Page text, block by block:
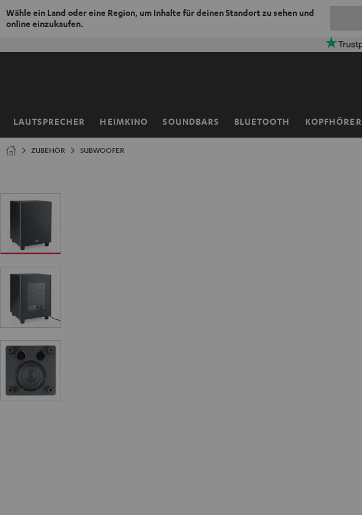
Wähle ein Land oder eine Region, um Inhalte für deinen Standort zu sehen und
online einzukaufen.
LAUTSPRECHER HEIMKINO SOUNDBARS BLUETOOTH KOPFHÖRER
Startseite
ZUBEHÖR SUBWOOFER